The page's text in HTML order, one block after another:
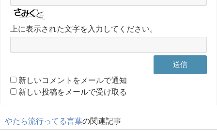
上に表示された文字を入力してください。
新しいコメントをメールで通知
新しい投稿をメールで受け取る
やたら流行ってる言葉の関連記事